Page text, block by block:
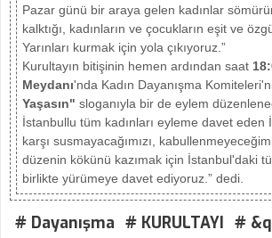
Pazar günü bir araya gelen kadınlar
kalktığı, kadınların ve çocukların eşit ve
Yarınları kurmak için yola çıkıyoruz.”
Kurultayın bitişinin hemen ardından saat
Meydanı'nda Kadın Dayanışma
Yaşasın" sloganıyla bir de eylem
İstanbullu tüm kadınları eyleme davet
karşı susmayacağımızı,
düzenin kökünü kazımak için İstanbul'daki
birlikte yürümeye davet ediyoruz.” dedi.
# Dayanışma # KURULTAYI #